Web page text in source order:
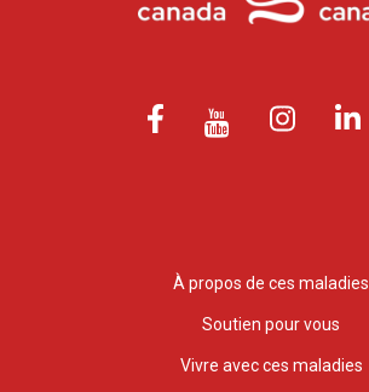
À propos de ces maladies
Soutien pour vous
Vivre avec ces maladies